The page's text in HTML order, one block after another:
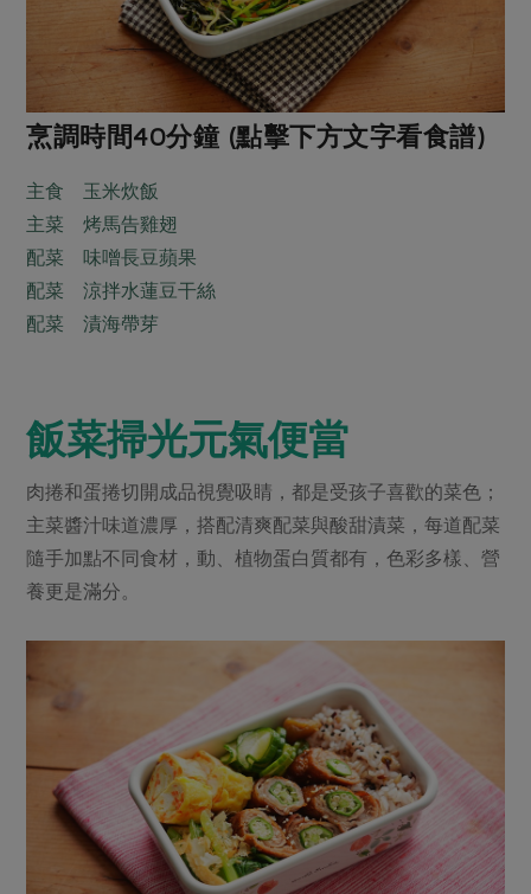
優惠專區
樂齡友善
高麗菜海鮮煎餅
地區活動
社務會議 地區活動
烹調時間40分鐘 (點擊下方文字看食譜)
主食 玉米炊飯
主菜 烤馬告雞翅
配菜 味噌長豆蘋果
配菜 涼拌水蓮豆干絲
配菜 漬海帶芽
飯菜掃光元氣便當
肉捲和蛋捲切開成品視覺吸睛，都是受孩子喜歡的菜色；
主菜醬汁味道濃厚，搭配清爽配菜與酸甜漬菜，每道配菜
隨手加點不同食材，動、植物蛋白質都有，色彩多樣、營
養更是滿分。